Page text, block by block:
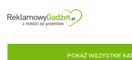
POKAŻ WSZYSTKIE